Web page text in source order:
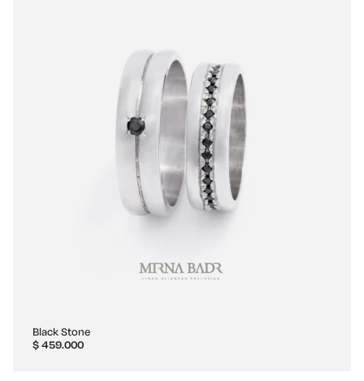
Black Stone
$459.000